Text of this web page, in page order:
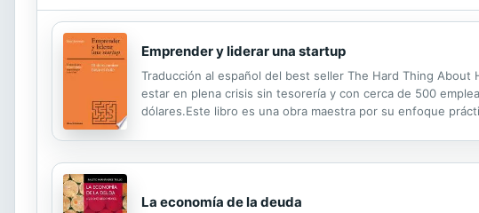
Emprender y liderar una startup
Traducción al español del best seller The Hard Thing
estar en plena crisis sin tesorería y con cerca de 500
dólares.Este libro es una obra maestra por su enfoque
La economía de la deuda